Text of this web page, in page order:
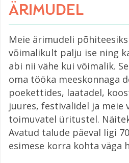
ÄRIMUDEL
Meie ärimudeli
võimalikult palju ise ning
abi nii vähe kui võimalik.
oma tööka meeskonnaga
poekettides, laatadel,
juures, festivalidel ja meie
toimuvatel üritustel.
Avatud talude päeval ligi
esimese korra kohta väga